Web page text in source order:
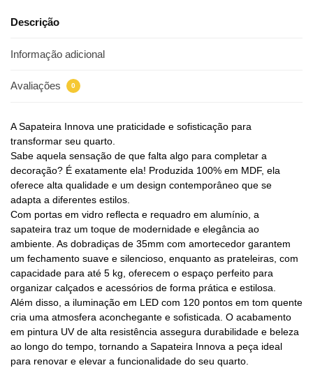
Descrição
Informação adicional
Avaliações 0
A Sapateira Innova une praticidade e sofisticação para
transformar seu quarto.
Sabe aquela sensação de que falta algo para completar a
decoração? É exatamente ela! Produzida 100% em MDF, ela
oferece alta qualidade e um design contemporâneo que se
adapta a diferentes estilos.
Com portas em vidro reflecta e requadro em alumínio, a
sapateira traz um toque de modernidade e elegância ao
ambiente. As dobradiças de 35mm com amortecedor garantem
um fechamento suave e silencioso, enquanto as prateleiras, com
capacidade para até 5 kg, oferecem o espaço perfeito para
organizar calçados e acessórios de forma prática e estilosa.
Além disso, a iluminação em LED com 120 pontos em tom quente
cria uma atmosfera aconchegante e sofisticada. O acabamento
em pintura UV de alta resistência assegura durabilidade e beleza
ao longo do tempo, tornando a Sapateira Innova a peça ideal
para renovar e elevar a funcionalidade do seu quarto.